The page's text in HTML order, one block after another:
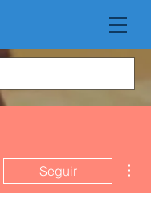
Seguir